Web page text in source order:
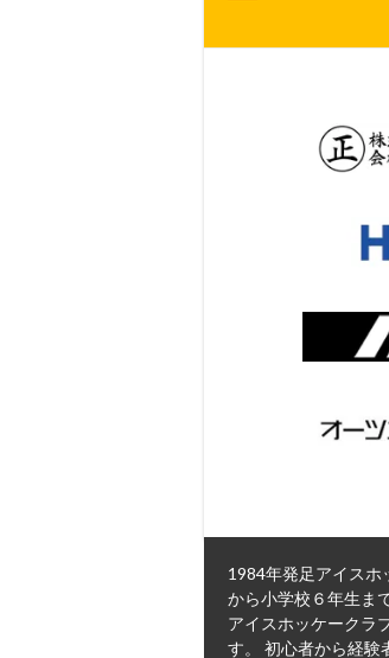
1984年発足アイスホ
から小学校６年生ま
アイスホッケークラ
す。 初心者から経験